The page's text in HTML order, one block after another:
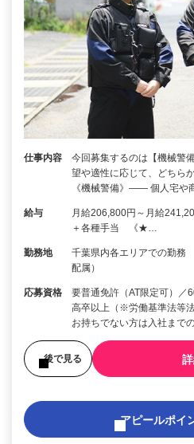
仕事内容
今回募集するのは【機械警
望や適性に応じて、どち
《機械警備》―― 個人宅や
給与
月給206,800円～月給
＋各種手当 《★…
勤務地
千葉県内各エリアでの勤務
配属）
応募資格
要普通免許（AT限定可）／
高卒以上（※労働基準法等
お持ちでない方は入社まで
後で見る
アピールポイ